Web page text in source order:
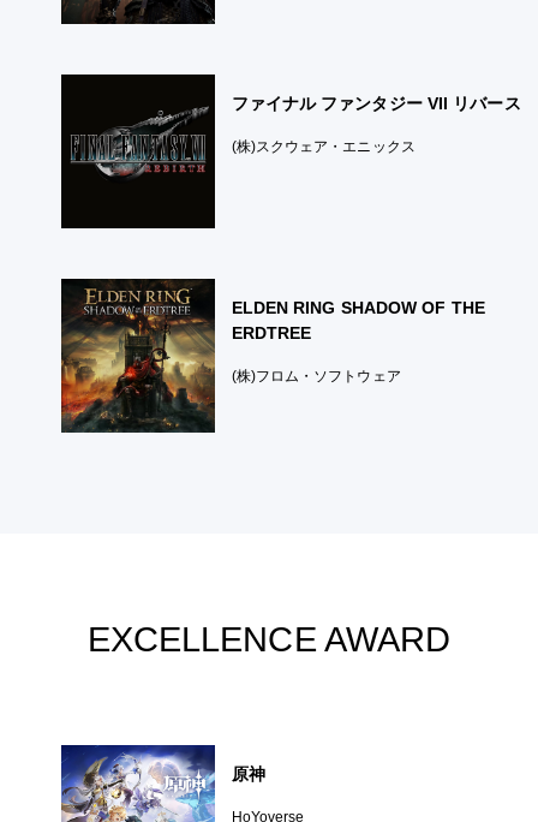
ファイナル ファンタジー VII リバース
(株)スクウェア・エニックス
ELDEN RING SHADOW OF THE
ERDTREE
(株)フロム・ソフトウェア
EXCELLENCE AWARD
原神
HoYoverse